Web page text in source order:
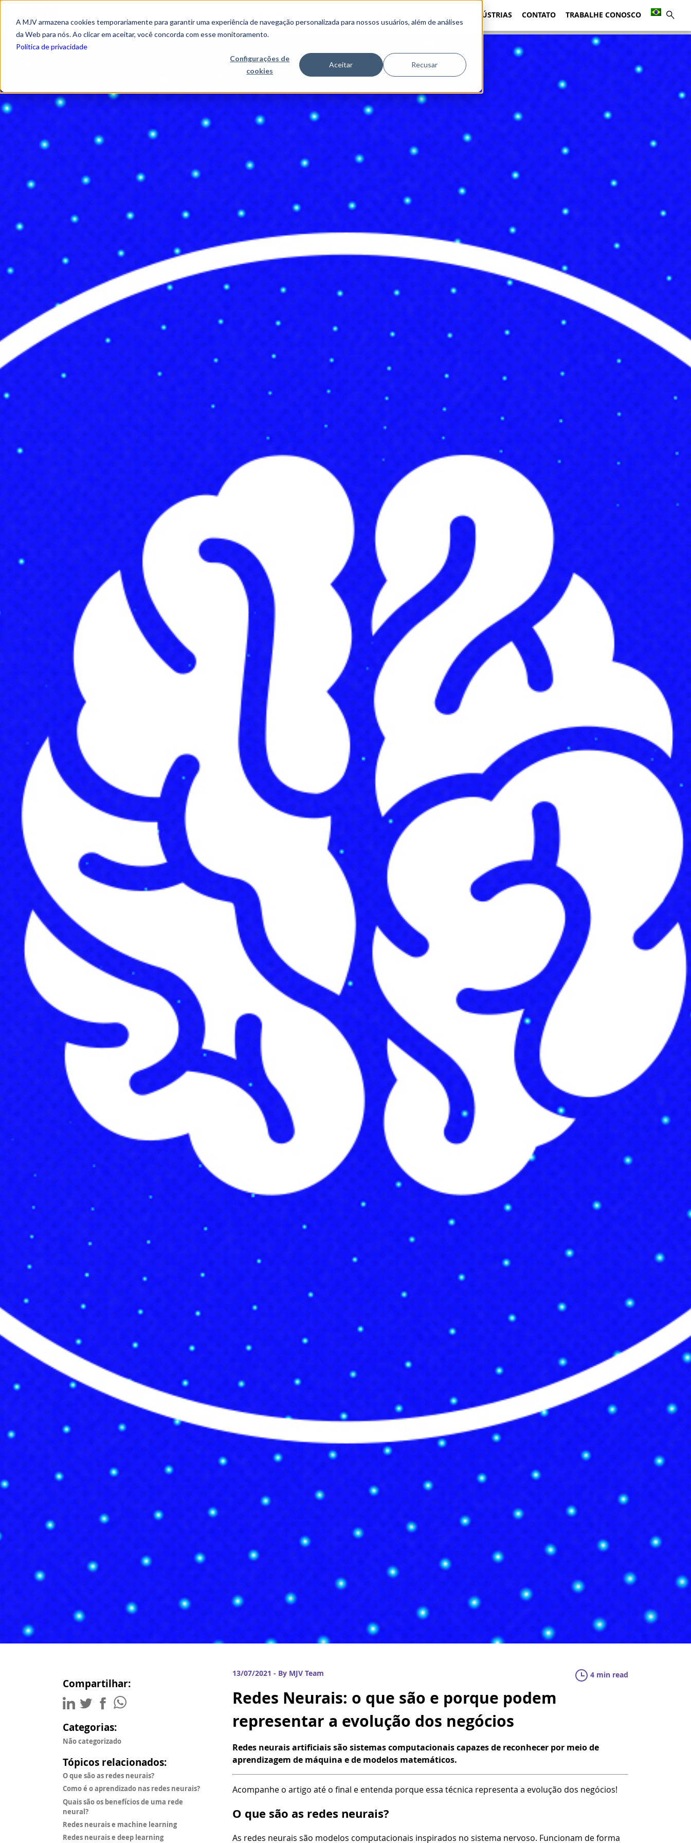
A MJV armazena cookies temporariamente para garantir uma experiência de navegação personalizada para nossos usuários, além de análises
da Web para nós. Ao clicar em aceitar, você concorda com esse monitoramento.
Política de privacidade
Configurações de
cookies
Aceitar Recusar
INDÚSTRIAS CONTATO TRABALHE CONOSCO
Compartilhar:
Categorias:
Não categorizado
Tópicos relacionados:
O que são as redes neurais?
Como é o aprendizado nas redes neurais?
Quais são os benefícios de uma rede
neural?
Redes neurais e machine learning
Redes neurais e deep learning
13/07/2021 - By MJV Team 4 min read
Redes Neurais: o que são e porque podem
representar a evolução dos negócios
Redes neurais artificiais são sistemas computacionais capazes de reconhecer por meio de
aprendizagem de máquina e de modelos matemáticos.
Acompanhe o artigo até o final e entenda porque essa técnica representa a evolução dos negócios!
O que são as redes neurais?
As redes neurais são modelos computacionais inspirados no sistema nervoso. Funcionam de forma